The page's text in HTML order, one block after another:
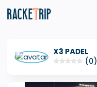
X3 PADEL
(0)